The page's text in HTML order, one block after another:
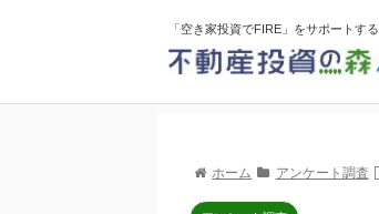
「空き家投資でFIRE」をサポートする
ホーム アンケート調査